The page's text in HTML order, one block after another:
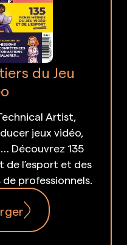
du Jeu
Artist,
jeux vidéo,
Découvrez 135
de l’esport et des
professionnels.